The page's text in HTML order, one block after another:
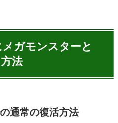
ガモンスターと
法
通常の復活方法